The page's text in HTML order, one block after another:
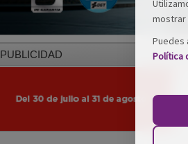
PUBLICIDAD
mostrar
Puedes
Política